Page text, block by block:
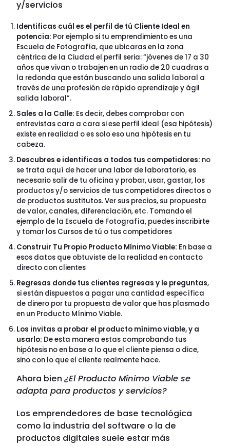
y/servicios
Identificas cuál es el perfil de tú Cliente Ideal en
potencia: Por ejemplo si tu emprendimiento es una
Escuela de Fotografía, que ubicaras en la zona
céntrica de la Ciudad el perfil seria: “jóvenes de 17 a 30
años que vivan o trabajen en un radio de 20 cuadras a
la redonda que están buscando una salida laboral a
través de una profesión de rápido aprendizaje y ágil
salida laboral”.
Sales a la Calle: Es decir, debes comprobar con
entrevistas cara a cara si ese perfil ideal (esa hipótesis)
existe en realidad o es solo eso una hipótesis en tu
cabeza.
Descubres e identificas a todos tus competidores: no
se trata aquí de hacer una labor de laboratorio, es
necesario salir de tu oficina y probar, usar, gastar, los
productos y/o servicios de tus competidores directos o
de productos sustitutos. Ver sus precios, su propuesta
de valor, canales, diferenciación, etc. Tomando el
ejemplo de la Escuela de Fotografía, puedes inscribirte
y tomar los Cursos de tú o tus competidores
Construir Tu Propio Producto Mínimo Viable: En base a
esos datos que obtuviste de la realidad en contacto
directo con clientes
Regresas donde tus clientes regresas y le preguntas,
si están dispuestos a pagar una cantidad específica
de dinero por tu propuesta de valor que has plasmado
en un Producto Mínimo Viable.
Los invitas a probar el producto mínimo viable, y a
usarlo: De esta manera estas comprobando tus
hipótesis no en base a lo que el cliente piensa o dice,
sino con lo que el cliente realmente hace.
Ahora bien ¿El Producto Mínimo Viable se
adapta para productos y servicios?
Los emprendedores de base tecnológica
como la industria del software o la de
productos digitales suele estar más